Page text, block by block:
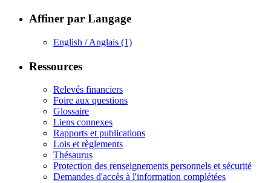
Affiner par Langage
English / Anglais (1)
Ressources
Relevés financiers
Foire aux questions
Glossaire
Liens connexes
Rapports et publications
Lois et règlements
Thésaurus
Protection des renseignements personnels et sécurité
Demandes d'accès à l'information complétées